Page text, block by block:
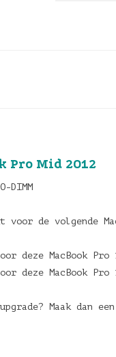
Pro Mid 2012
DIMM
voor de volgende
deze MacBook
deze MacBook
Maak dan